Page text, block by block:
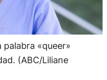
palabra «queer»
(ABC/Liliane